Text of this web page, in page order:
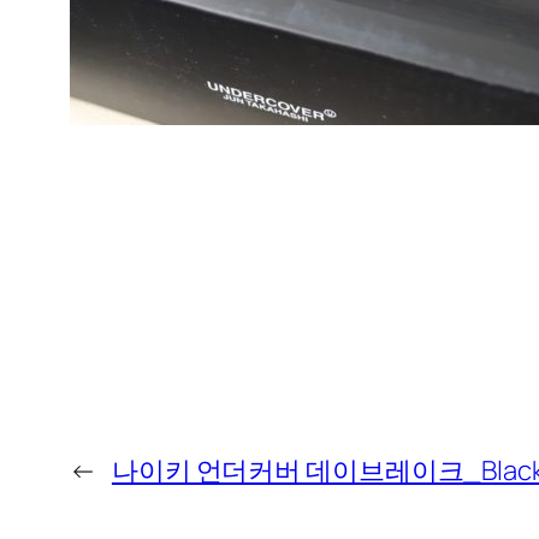
← 나이키 언더커버 데이브레이크